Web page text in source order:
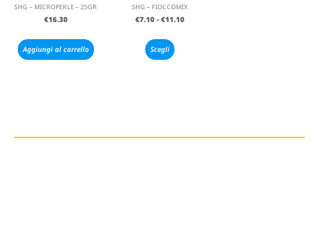
SHG – MICROPERLE – 25GR
€16.30
Aggiungi al carrello
SHG – FIOCCOMIX
€7.10 - €11.10
Scegli